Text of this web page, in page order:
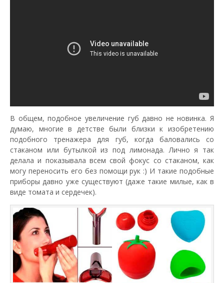
В общем, подобное увеличение губ давно не новинка. Я
думаю, многие в детстве были близки к изобретению
подобного тренажера для губ, когда баловались со
стаканом или бутылкой из под лимонада. Лично я так
делала и показывала всем свой фокус со стаканом, как
могу переносить его без помощи рук :) И такие подобные
приборы давно уже существуют (даже такие милые, как в
виде томата и сердечек).